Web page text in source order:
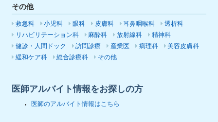
その他
救急科 小児科 眼科 皮膚科 耳鼻咽喉科
透析科
リハビリテーション科
麻酔科 放射線科
精神科
健診・人間ドック
訪問診療 産業医 病理科
美容皮膚科
緩和ケア科
総合診療科 その他
医師アルバイト情報をお探しの方
医師のアルバイト情報はこちら